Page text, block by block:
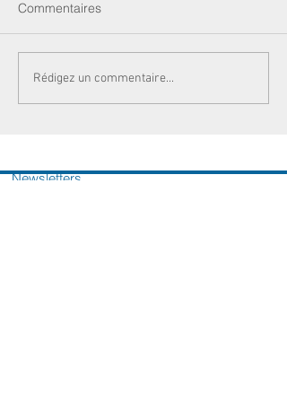
Commentaires
Rédigez un commentaire...
Newsletters